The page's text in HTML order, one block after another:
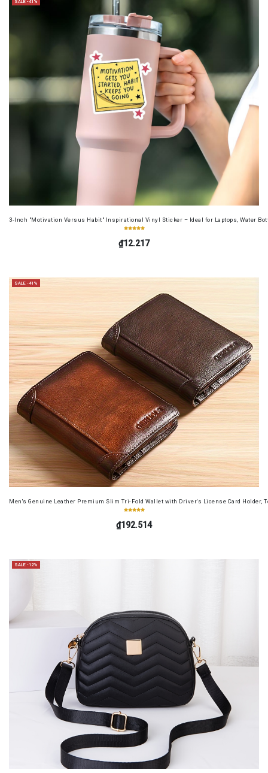
SALE -41%
3-Inch "Motivation Versus Habit" Inspirational Vinyl Sticker – Ideal for Laptops, Water
₫12.217
SALE -41%
Men's Genuine Leather Premium Slim Tri-Fold Wallet with Driver's License Card Holder,
₫192.514
SALE -12%